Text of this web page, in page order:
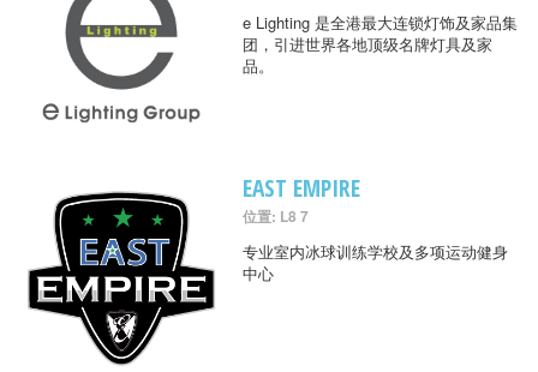
e Lighting 是全港最大连锁灯饰及家品集
团，引进世界各地顶级名牌灯具及家
品。
EAST EMPIRE
位置: L8 7
专业室内冰球训练学校及多项运动健身
中心